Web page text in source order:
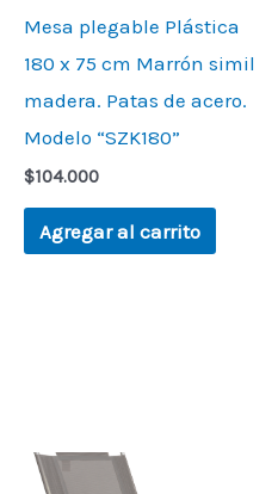
Mesa plegable Plástica
180 x 75 cm Marrón simil
madera. Patas de acero.
Modelo “SZK180”
$104.000
Agregar al carrito